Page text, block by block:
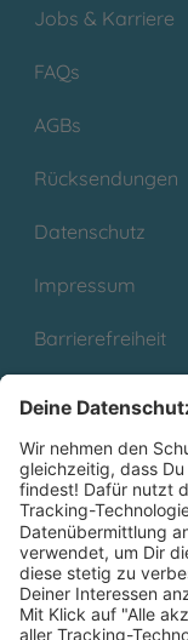
Jobs & Karriere
FAQs
AGBs
Rücksendungen
Datenschutz
Impressum
Barrierefreiheit
Folge uns auf